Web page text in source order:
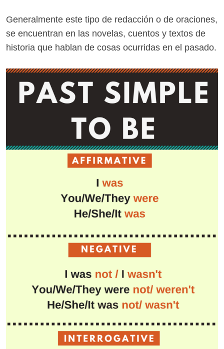
Generalmente este tipo de redacción o de oraciones,
se encuentran en las novelas, cuentos y textos de
historia que hablan de cosas ocurridas en el pasado.